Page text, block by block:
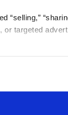
“selling,”
targeted